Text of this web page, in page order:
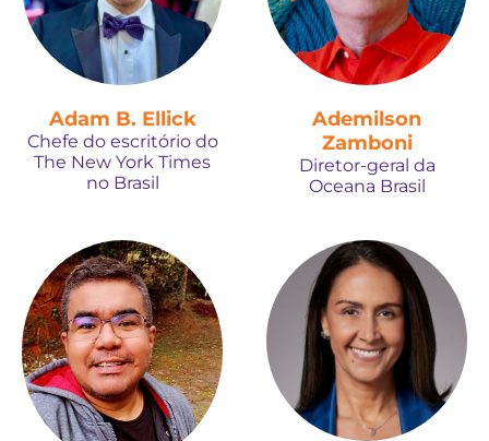
Adam B. Ellick
Chefe do escritório do
The New York Times
no Brasil
Ademilson
Zamboni
Diretor-geral da
Oceana Brasil